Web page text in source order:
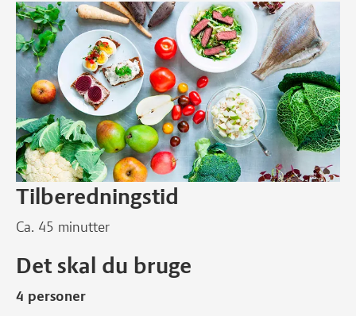
Tilberedningstid
Ca. 45 minutter
Det skal du bruge
4 personer